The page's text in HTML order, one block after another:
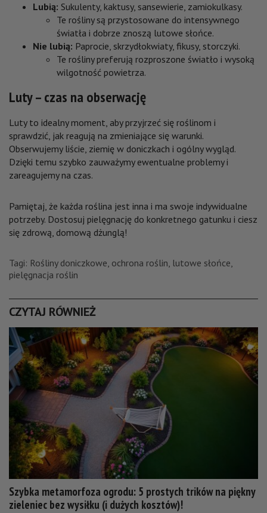
Lubią: Sukulenty, kaktusy, sansewierie, zamiokulkasy.
Te rośliny są przystosowane do intensywnego
światła i dobrze znoszą lutowe słońce.
Nie lubią: Paprocie, skrzydłokwiaty, fikusy, storczyki.
Te rośliny preferują rozproszone światło i wysoką
wilgotność powietrza.
Luty – czas na obserwację
Luty to idealny moment, aby przyjrzeć się roślinom i
sprawdzić, jak reagują na zmieniające się warunki.
Obserwujemy liście, ziemię w doniczkach i ogólny wygląd.
Dzięki temu szybko zauważymy ewentualne problemy i
zareagujemy na czas.
Pamiętaj, że każda roślina jest inna i ma swoje indywidualne
potrzeby. Dostosuj pielęgnację do konkretnego gatunku i ciesz
się zdrową, domową dżunglą!
Tagi: Rośliny doniczkowe, ochrona roślin, lutowe słońce,
pielęgnacja roślin
CZYTAJ RÓWNIEŻ
Szybka metamorfoza ogrodu: 5 prostych trików na piękny
zieleniec bez wysiłku (i dużych kosztów)!